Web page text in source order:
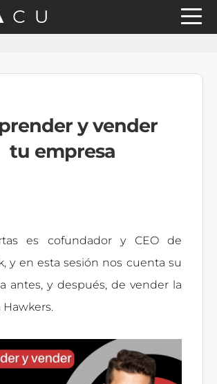
y vender
tu empresa
es cofundador y CEO de
y en esta sesión nos cuenta su
antes, y después, de vender la